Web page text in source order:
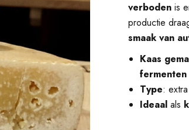
verboden is
productie
smaak van
Kaas
fermenten
Type:
Ideaal als